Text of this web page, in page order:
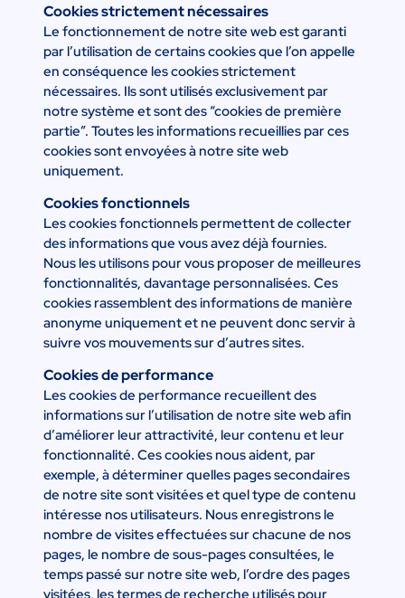
Cookies strictement nécessaires
Le fonctionnement de notre site web est garanti
par l’utilisation de certains cookies que l’on appelle
en conséquence les cookies strictement
nécessaires. Ils sont utilisés exclusivement par
notre système et sont des “cookies de première
partie”. Toutes les informations recueillies par ces
cookies sont envoyées à notre site web
uniquement.
Cookies fonctionnels
Les cookies fonctionnels permettent de collecter
des informations que vous avez déjà fournies.
Nous les utilisons pour vous proposer de meilleures
fonctionnalités, davantage personnalisées. Ces
cookies rassemblent des informations de manière
anonyme uniquement et ne peuvent donc servir à
suivre vos mouvements sur d’autres sites.
Cookies de performance
Les cookies de performance recueillent des
informations sur l’utilisation de notre site web afin
d’améliorer leur attractivité, leur contenu et leur
fonctionnalité. Ces cookies nous aident, par
exemple, à déterminer quelles pages secondaires
de notre site sont visitées et quel type de contenu
intéresse nos utilisateurs. Nous enregistrons le
nombre de visites effectuées sur chacune de nos
pages, le nombre de sous-pages consultées, le
temps passé sur notre site web, l’ordre des pages